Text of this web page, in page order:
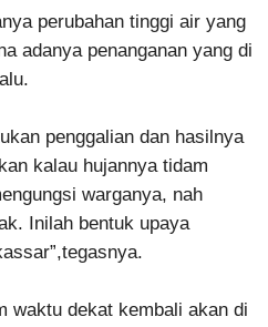
perubahan tinggi air yang
adanya penanganan yang di
penggalian dan hasilnya
kalau hujannya tidam
warganya, nah
Inilah bentuk upaya
waktu dekat kembali akan di